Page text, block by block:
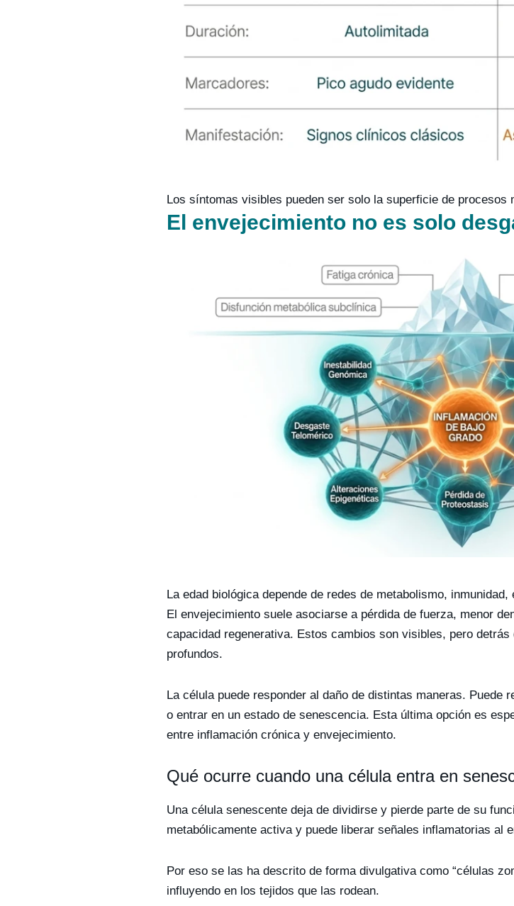
Los síntomas visibles pueden ser solo la superficie de procesos
El envejecimiento no es solo
La edad biológica depende de redes de metabolismo,
El envejecimiento suele asociarse a pérdida de fuerza, menor
capacidad regenerativa. Estos cambios son visibles, pero
profundos.
La célula puede responder al daño de distintas maneras. Puede
o entrar en un estado de senescencia. Esta última opción es
entre inflamación crónica y envejecimiento.
Qué ocurre cuando una célula entra en
Una célula senescente deja de dividirse y pierde parte de su
metabólicamente activa y puede liberar señales inflamatorias al
Por eso se las ha descrito de forma divulgativa como “células
influyendo en los tejidos que las rodean.